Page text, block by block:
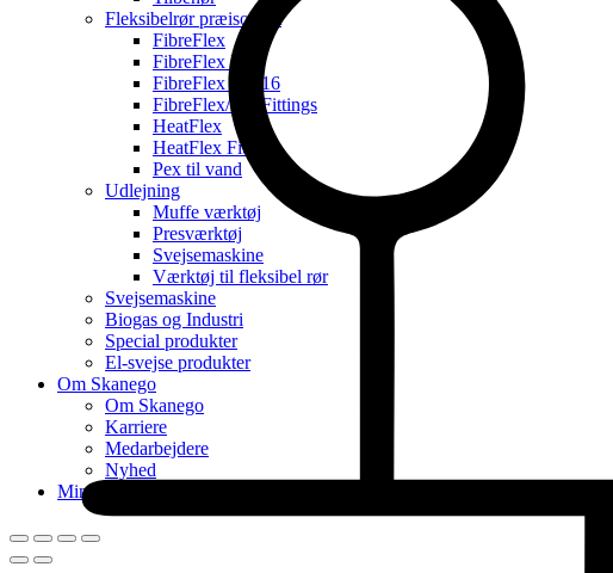
Fleksibelrør præisoleret
FibreFlex
FibreFlex Pro
FibreFlex Pro 16
FibreFlex/Pro Fittings
HeatFlex
HeatFlex Fittings
Pex til vand
Udlejning
Muffe værktøj
Presværktøj
Svejsemaskine
Værktøj til fleksibel rør
Svejsemaskine
Biogas og Industri
Special produkter
El-svejse produkter
Om Skanego
Om Skanego
Karriere
Medarbejdere
Nyhed
Min konto